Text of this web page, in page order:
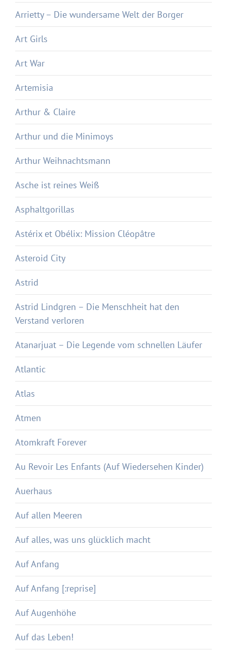
Arrietty – Die wundersame Welt der Borger
Art Girls
Art War
Artemisia
Arthur & Claire
Arthur und die Minimoys
Arthur Weihnachtsmann
Asche ist reines Weiß
Asphaltgorillas
Astérix et Obélix: Mission Cléopâtre
Asteroid City
Astrid
Astrid Lindgren – Die Menschheit hat den
Verstand verloren
Atanarjuat – Die Legende vom schnellen Läufer
Atlantic
Atlas
Atmen
Atomkraft Forever
Au Revoir Les Enfants (Auf Wiedersehen Kinder)
Auerhaus
Auf allen Meeren
Auf alles, was uns glücklich macht
Auf Anfang
Auf Anfang [:reprise]
Auf Augenhöhe
Auf das Leben!